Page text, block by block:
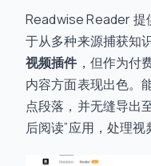
Readwise Reader 提
于从多种来源捕获知
视频插件，但作为付
内容方面表现出色。
点段落，并无缝导出
后阅读”应用，处理视